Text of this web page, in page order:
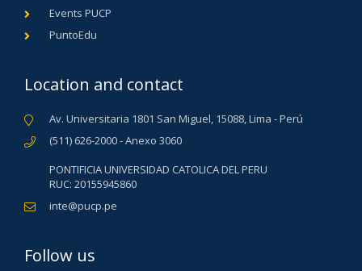
Events PUCP
PuntoEdu
Location and contact
Av. Universitaria 1801 San Miguel, 15088, Lima - Perú
(511) 626-2000 - Anexo 3060
PONTIFICIA UNIVERSIDAD CATOLICA DEL PERU
RUC: 20155945860
inte@pucp.pe
Follow us